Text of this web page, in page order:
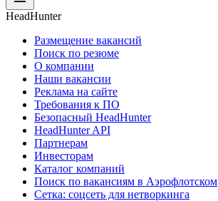
HeadHunter
Размещение вакансий
Поиск по резюме
О компании
Наши вакансии
Реклама на сайте
Требования к ПО
Безопасный HeadHunter
HeadHunter API
Партнерам
Инвесторам
Каталог компаний
Поиск по вакансиям в Аэрофлотском
Сетка: соцсеть для нетворкинга